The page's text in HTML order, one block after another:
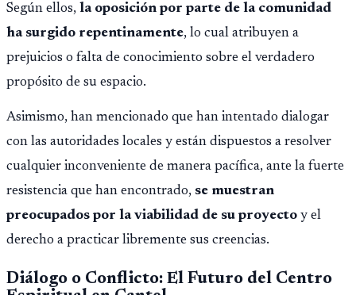
Según ellos, la oposición por parte de la comunidad
ha surgido repentinamente, lo cual atribuyen a
prejuicios o falta de conocimiento sobre el verdadero
propósito de su espacio.
Asimismo, han mencionado que han intentado dialogar
con las autoridades locales y están dispuestos a resolver
cualquier inconveniente de manera pacífica, ante la fuerte
resistencia que han encontrado, se muestran
preocupados por la viabilidad de su proyecto y el
derecho a practicar libremente sus creencias.
Diálogo o Conflicto: El Futuro del Centro